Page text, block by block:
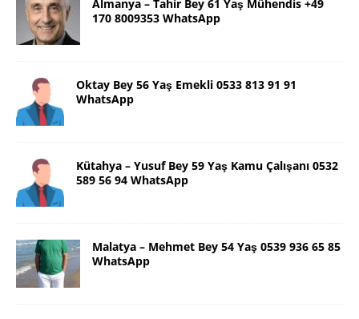
Almanya – Tahir Bey 61 Yaş Mühendis +49
170 8009353 WhatsApp
Oktay Bey 56 Yaş Emekli 0533 813 91 91
WhatsApp
Kütahya – Yusuf Bey 59 Yaş Kamu Çalışanı 0532
589 56 94 WhatsApp
Malatya – Mehmet Bey 54 Yaş 0539 936 65 85
WhatsApp